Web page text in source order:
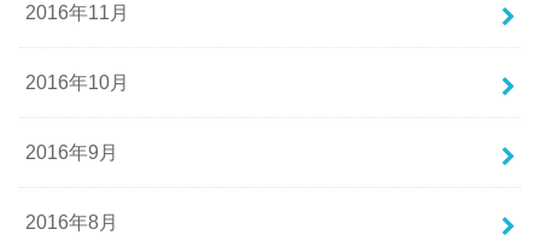
2016年11月
2016年10月
2016年9月
2016年8月